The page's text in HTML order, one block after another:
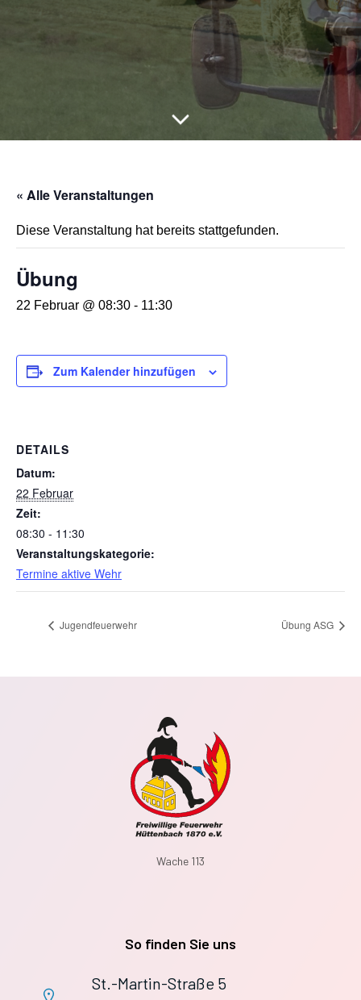
« Alle Veranstaltungen
Diese Veranstaltung hat bereits stattgefunden.
Übung
22 Februar @ 08:30 - 11:30
Zum Kalender hinzufügen
DETAILS
Datum:
22 Februar
Zeit:
08:30 - 11:30
Veranstaltungskategorie:
Termine aktive Wehr
Jugendfeuerwehr Übung ASG
Wache 113
So finden Sie uns
St.-Martin-Straße 5